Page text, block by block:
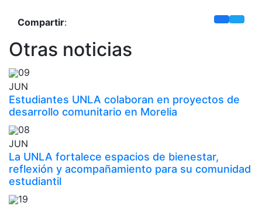
Compartir:
Otras noticias
09
JUN
Estudiantes UNLA colaboran en proyectos de
desarrollo comunitario en Morelia
08
JUN
La UNLA fortalece espacios de bienestar,
reflexión y acompañamiento para su comunidad
estudiantil
19